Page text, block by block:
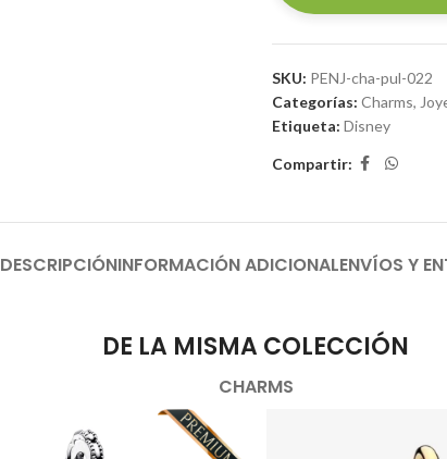
SKU: PENJ-cha-pul-022
Categorías: Charms,
Etiqueta: Disney
Compartir:
DESCRIPCIÓNINFORMACIÓN ADICIONALENVÍOS Y
DE LA MISMA COLECCIÓN
CHARMS